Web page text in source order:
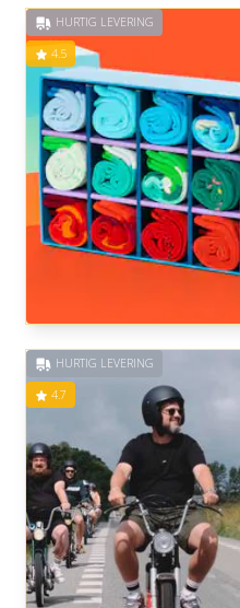
HURTIG LEVERING
4.5
HURTIG LEVERING
4.7